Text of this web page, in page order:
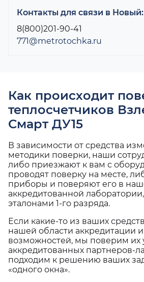
Контакты для связи в Новый:
8(800)201-90-41
771@metrotochka.ru
Как происходит
теплосчетчиков
Смарт ДУ15
В зависимости от средства
методики поверки, наши
либо приезжают к вам с
проводят поверку на месте,
приборы и поверяют его в
аккредитованной
эталонами 1-го разряда.
Если какие-то из ваших
нашей области аккредитации
возможностей, мы поверим их
аккредитованных партнеров-
подходим к решению ваших
«одного окна».